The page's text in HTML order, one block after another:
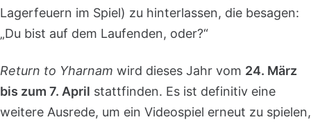
Lagerfeuern im Spiel) zu hinterlassen, die besagen:
„Du bist auf dem Laufenden, oder?“
Return to Yharnam wird dieses Jahr vom 24. März
bis zum 7. April stattfinden. Es ist definitiv eine
weitere Ausrede, um ein Videospiel erneut zu spielen,